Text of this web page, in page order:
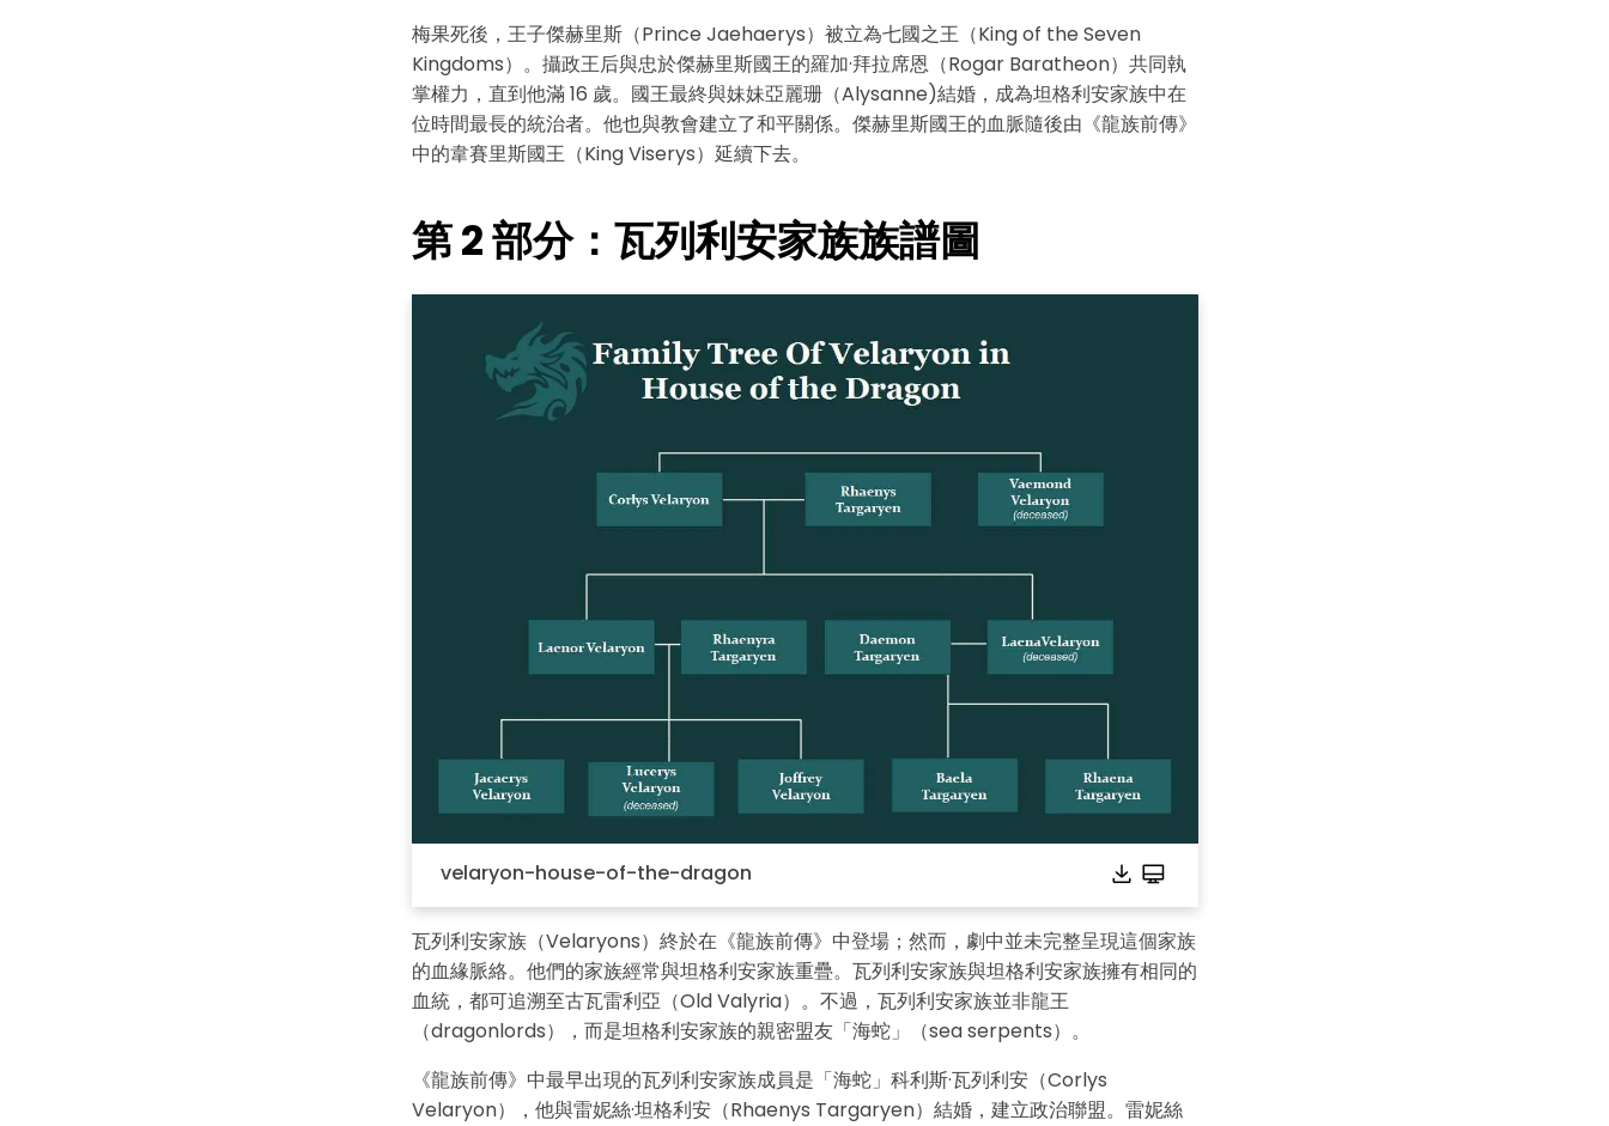
其中eddx檔案需要使用 EdrawMax 開啟。
EdrawMax 線上版
梅果死後，王子傑赫里斯（Prince Jaehaerys）被立為七國之王（King of the Seven
Kingdoms）。攝政王后與忠於傑赫里斯國王的羅加·拜拉席恩（Rogar Baratheon）共同執
掌權力，直到他滿 16 歲。國王最終與妹妹亞麗珊（Alysanne)結婚，成為坦格利安家族中在
位時間最長的統治者。他也與教會建立了和平關係。傑赫里斯國王的血脈隨後由《龍族前傳》
中的韋賽里斯國王（King Viserys）延續下去。
第 2 部分：瓦列利安家族族譜圖
velaryon-house-of-the-dragon
瓦列利安家族（Velaryons） 終於在《龍族前傳》中登場；然而，劇中並未完整呈現這個家族
的血緣脈絡。他們的家族經常與坦格利安家族重疊。瓦列利安家族與坦格利安家族擁有相同的
血統，都可追溯至古瓦雷利亞（Old Valyria）。不過，瓦列利安家族並非龍王
（dragonlords），而是坦格利安家族的親密盟友「海蛇」（sea serpents）。
《龍族前傳》中最早出現的瓦列利安家族成員是「海蛇」科利斯·瓦列利安（Corlys
Velaryon），他與雷妮絲·坦格利安（Rhaenys Targaryen）結婚，建立政治聯盟。雷妮絲